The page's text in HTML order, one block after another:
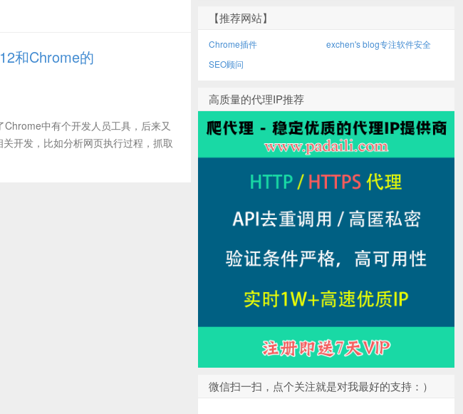
和Chrome的
Chrome中有个开发人员工具，后来又
开发，比如分析网页执行过程，抓取
【推荐网站】
Chrome插件
exchen's blog专注软件安全
SEO顾问
高质量的代理IP推荐
微信扫一扫，点个关注就是对我最好的支持：）